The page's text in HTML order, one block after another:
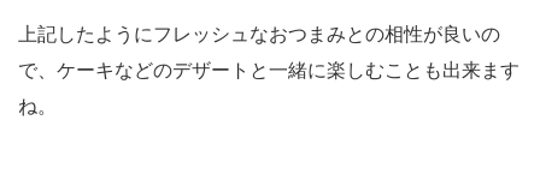
上記したようにフレッシュなおつまみとの相性が良いの
で、ケーキなどのデザートと一緒に楽しむことも出来ます
ね。